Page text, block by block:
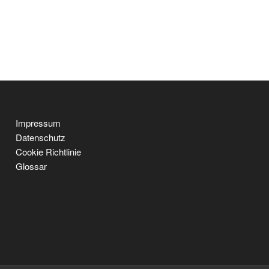
Impressum
Datenschutz
Cookie Richtlinie
Glossar